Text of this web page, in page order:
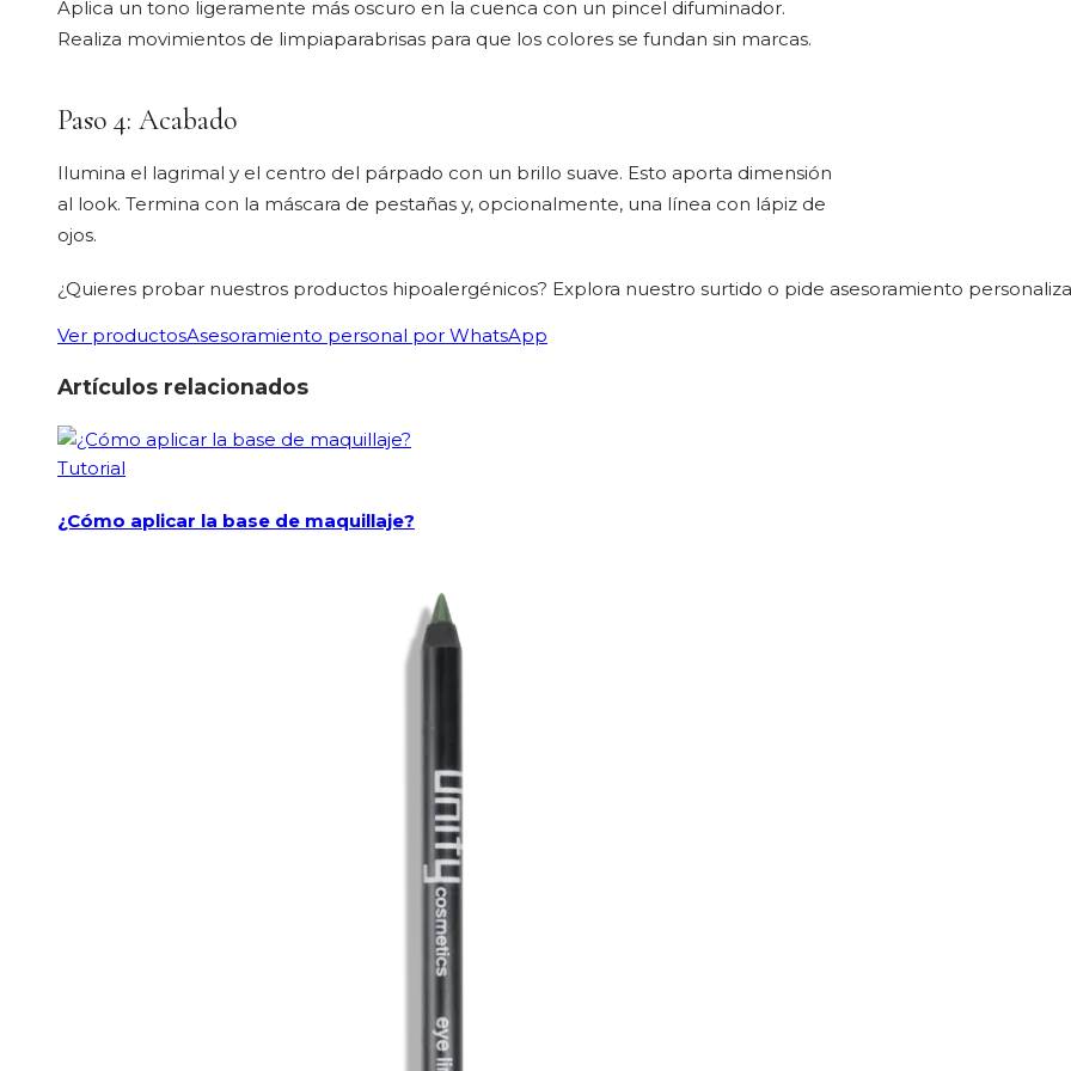
Aplica un tono ligeramente más oscuro en la cuenca con un pincel difuminador.
Realiza movimientos de limpiaparabrisas para que los colores se fundan sin marcas.
Paso 4: Acabado
Ilumina el lagrimal y el centro del párpado con un brillo suave. Esto aporta dimensión
al look. Termina con la máscara de pestañas y, opcionalmente, una línea con lápiz de
ojos.
¿Quieres probar nuestros productos hipoalergénicos? Explora nuestro surtido o pide asesoramiento
Ver productosAsesoramiento personal por WhatsApp
Artículos relacionados
Tutorial
¿Cómo aplicar la base de maquillaje?